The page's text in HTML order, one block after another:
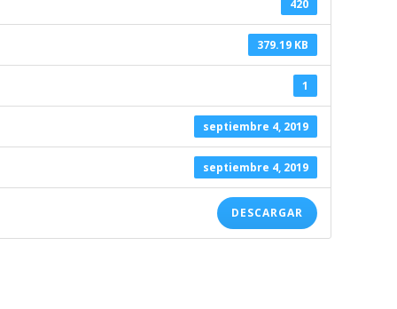
420
379.19 KB
1
septiembre 4, 2019
septiembre 4, 2019
DESCARGAR